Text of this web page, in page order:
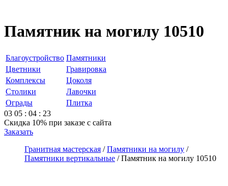
Памятник на могилу 10510
Благоустройство Памятники
Цветники
Гравировка
Комплексы
Цоколя
Столики
Лавочки
Ограды
Плитка
03 05 : 04 : 23
Скидка 10% при заказе с сайта
Заказать
Гранитная мастерская /Памятники на могилу /
Памятники вертикальные /Памятник на могилу 10510